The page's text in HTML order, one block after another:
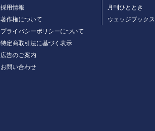
採用情報
著作権について
プライバシーポリシーについて
特定商取引法に基づく表示
広告のご案内
お問い合わせ
月刊ひととき
ウェッジブックス